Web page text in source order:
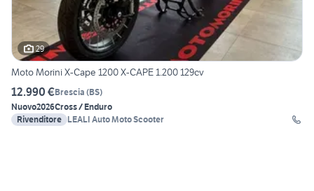
29
Moto Morini X-Cape 1200 X-CAPE 1.200 129cv
12.990 €Brescia (BS)
Nuovo2026Cross / Enduro
Rivenditore LEALI Auto Moto Scooter